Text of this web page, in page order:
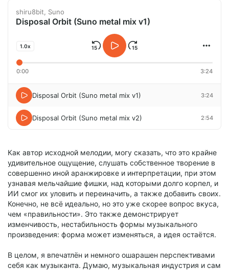
shiru8bit, Suno
Disposal Orbit (Suno metal mix v1)
1.0x
0:00 3:24
Disposal Orbit (Suno metal mix v1) 3:24
Disposal Orbit (Suno metal mix v2) 2:54
Как автор исходной мелодии, могу сказать, что это крайне
удивительное ощущение, слушать собственное творение в
совершенно иной аранжировке и интерпретации, при этом
узнавая мельчайшие фишки, над которыми долго корпел, и
ИИ смог их уловить и переиначить, а также добавить своих.
Конечно, не всё идеально, но это уже скорее вопрос вкуса,
чем «правильности». Это также демонстрирует
изменчивость, нестабильность формы музыкального
произведения: форма может изменяться, а идея остаётся.
В целом, я впечатлён и немного ошарашен перспективами
себя как музыканта. Думаю, музыкальная индустрия и сам